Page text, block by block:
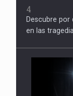
4
Descubre
en las